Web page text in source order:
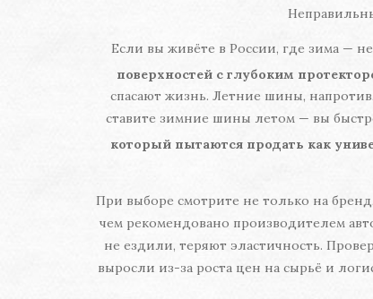
Если вы живёте в России, где зима —
поверхностей с глубоким
спасают жизнь. Летние шины,
ставите зимние шины летом — вы
который пытаются продать как
При выборе смотрите не только на
чем рекомендовано производителем
не ездили, теряют эластичность.
выросли из-за роста цен на сырьё и